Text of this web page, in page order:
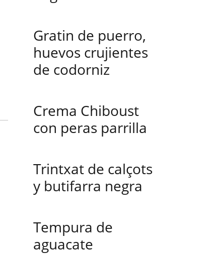
Gratin de puerro,
huevos crujientes
de codorniz
Crema Chiboust
con peras parrilla
Trintxat de calçots
y butifarra negra
Tempura de
aguacate